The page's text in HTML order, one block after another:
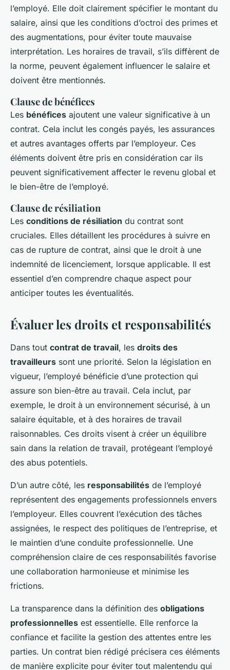
l’employé. Elle doit clairement spécifier le montant du
salaire, ainsi que les conditions d’octroi des primes et
des augmentations, pour éviter toute mauvaise
interprétation. Les horaires de travail, s’ils diffèrent de
la norme, peuvent également influencer le salaire et
doivent être mentionnés.
Clause de bénéfices
Les bénéfices ajoutent une valeur significative à un
contrat. Cela inclut les congés payés, les assurances
et autres avantages offerts par l’employeur. Ces
éléments doivent être pris en considération car ils
peuvent significativement affecter le revenu global et
le bien-être de l’employé.
Clause de résiliation
Les conditions de résiliation du contrat sont
cruciales. Elles détaillent les procédures à suivre en
cas de rupture de contrat, ainsi que le droit à une
indemnité de licenciement, lorsque applicable. Il est
essentiel d’en comprendre chaque aspect pour
anticiper toutes les éventualités.
Évaluer les droits et responsabilités
Dans tout contrat de travail, les droits des
travailleurs sont une priorité. Selon la législation en
vigueur, l’employé bénéficie d’une protection qui
assure son bien-être au travail. Cela inclut, par
exemple, le droit à un environnement sécurisé, à un
salaire équitable, et à des horaires de travail
raisonnables. Ces droits visent à créer un équilibre
sain dans la relation de travail, protégeant l’employé
des abus potentiels.
D’un autre côté, les responsabilités de l’employé
représentent des engagements professionnels envers
l’employeur. Elles couvrent l’exécution des tâches
assignées, le respect des politiques de l’entreprise, et
le maintien d’une conduite professionnelle. Une
compréhension claire de ces responsabilités favorise
une collaboration harmonieuse et minimise les
frictions.
La transparence dans la définition des obligations
professionnelles est essentielle. Elle renforce la
confiance et facilite la gestion des attentes entre les
parties. Un contrat bien rédigé précisera ces éléments
de manière explicite pour éviter tout malentendu qui